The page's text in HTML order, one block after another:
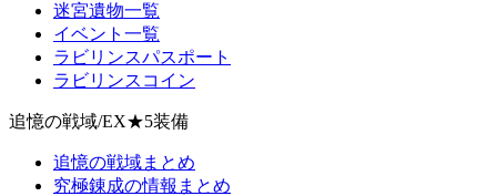
迷宮遺物一覧
イベント一覧
ラビリンスパスポート
ラビリンスコイン
追憶の戦域/EX★5装備
追憶の戦域まとめ
究極錬成の情報まとめ